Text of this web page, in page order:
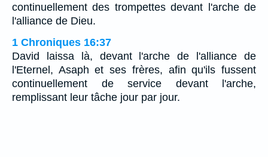
continuellement des trompettes devant l'arche de
l'alliance de Dieu.
1 Chroniques 16:37
David laissa là, devant l'arche de l'alliance de
l'Eternel, Asaph et ses frères, afin qu'ils fussent
continuellement de service devant l'arche,
remplissant leur tâche jour par jour.